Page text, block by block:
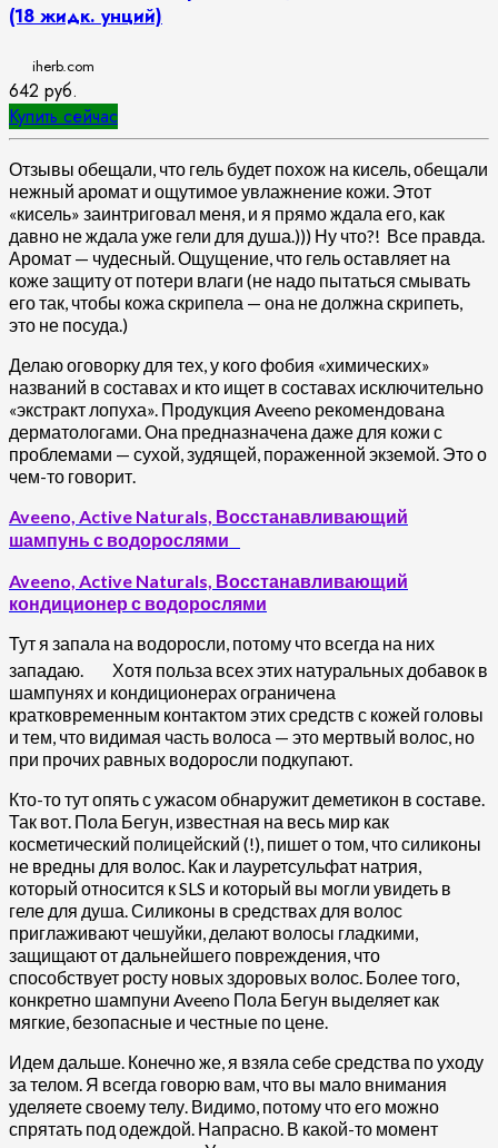
(18 жидк. унций)
iherb.com
642 руб.
Купить сейчас
Отзывы обещали, что гель будет похож на кисель, обещали
нежный аромат и ощутимое увлажнение кожи. Этот
«кисель» заинтриговал меня, и я прямо ждала его, как
давно не ждала уже гели для душа.))) Ну что?! Все правда.
Аромат — чудесный. Ощущение, что гель оставляет на
коже защиту от потери влаги (не надо пытаться смывать
его так, чтобы кожа скрипела — она не должна скрипеть,
это не посуда.)
Делаю оговорку для тех, у кого фобия «химических»
названий в составах и кто ищет в составах исключительно
«экстракт лопуха». Продукция Aveeno рекомендована
дерматологами. Она предназначена даже для кожи с
проблемами — сухой, зудящей, пораженной экземой. Это о
чем-то говорит.
Aveeno, Active Naturals, Восстанавливающий
шампунь с водорослями
Aveeno, Active Naturals, Восстанавливающий
кондиционер с водорослями
Тут я запала на водоросли, потому что всегда на них
западаю.
Хотя польза всех этих натуральных добавок в
шампунях и кондиционерах ограничена
кратковременным контактом этих средств с кожей головы
и тем, что видимая часть волоса — это мертвый волос, но
при прочих равных водоросли подкупают.
Кто-то тут опять с ужасом обнаружит деметикон в составе.
Так вот. Пола Бегун, известная на весь мир как
косметический полицейский (!), пишет о том, что силиконы
не вредны для волос. Как и лауретсульфат натрия,
который относится к SLS и который вы могли увидеть в
геле для душа. Силиконы в средствах для волос
приглаживают чешуйки, делают волосы гладкими,
защищают от дальнейшего повреждения, что
способствует росту новых здоровых волос. Более того,
конкретно шампуни Aveeno Пола Бегун выделяет как
мягкие, безопасные и честные по цене.
Идем дальше. Конечно же, я взяла себе средства по уходу
за телом. Я всегда говорю вам, что вы мало внимания
уделяете своему телу. Видимо, потому что его можно
спрятать под одеждой. Напрасно. В какой-то момент